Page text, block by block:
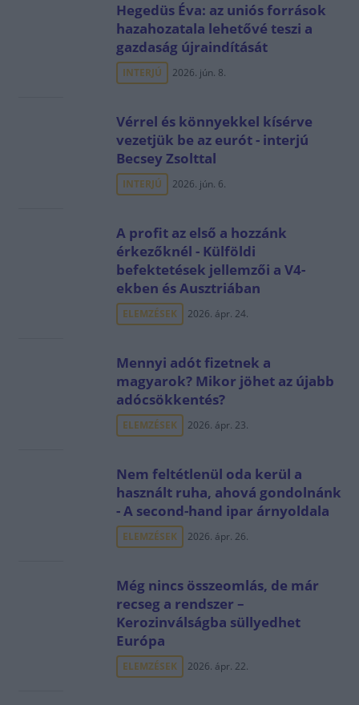
Hegedüs Éva: az uniós források
hazahozatala lehetővé teszi a
gazdaság újraindítását
INTERJÚ 2026. jún. 8.
Vérrel és könnyekkel kísérve
vezetjük be az eurót - interjú
Becsey Zsolttal
INTERJÚ 2026. jún. 6.
A profit az első a hozzánk
érkezőknél - Külföldi
befektetések jellemzői a V4-
ekben és Ausztriában
ELEMZÉSEK 2026. ápr. 24.
Mennyi adót fizetnek a
magyarok? Mikor jöhet az újabb
adócsökkentés?
ELEMZÉSEK 2026. ápr. 23.
Nem feltétlenül oda kerül a
használt ruha, ahová gondolnánk
- A second-hand ipar árnyoldala
ELEMZÉSEK 2026. ápr. 26.
Még nincs összeomlás, de már
recseg a rendszer –
Kerozinválságba süllyedhet
Európa
ELEMZÉSEK 2026. ápr. 22.